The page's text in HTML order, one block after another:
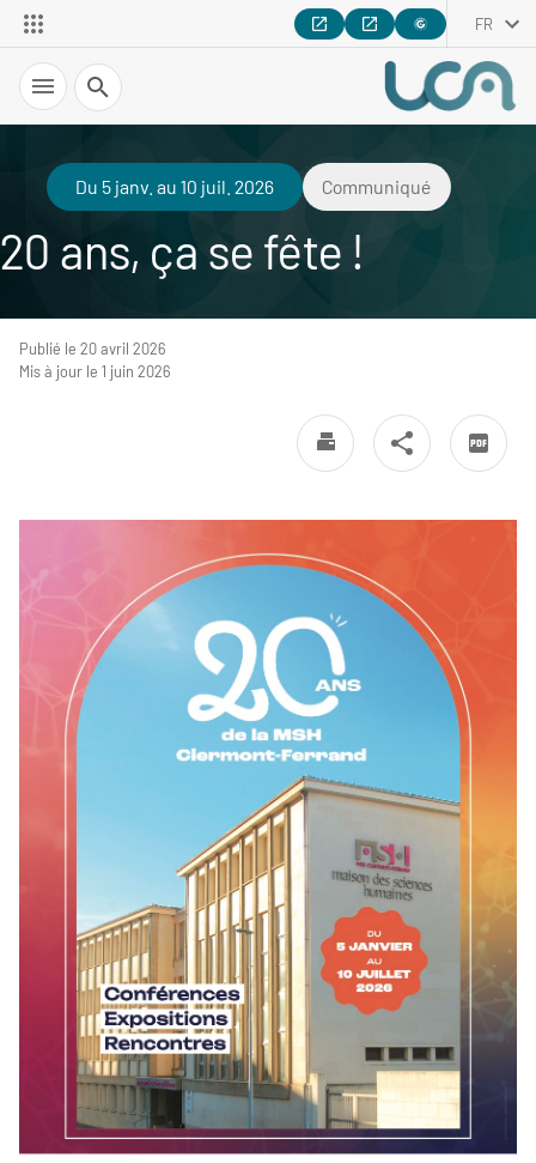
FR
Recherche
Du 5 janv. au 10 juil. 2026 Communiqué
20 ans, ça se fête !
Publié le 20 avril 2026
Mis à jour le 1 juin 2026